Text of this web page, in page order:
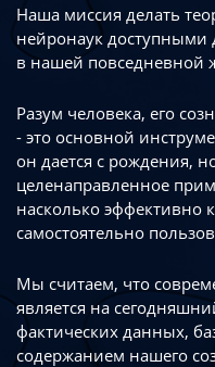
Наша миссия делать
нейронаук доступными
в нашей повседневной
Разум человека, его
- это основной
он дается с рождения,
целенаправленное
насколько эффективно
самостоятельно
Мы считаем, что
является на
фактических данных,
содержанием нашего